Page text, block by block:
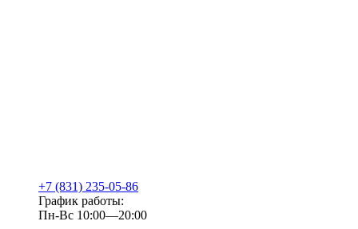
+7 (831) 235-05-86
График работы:
Пн-Вс 10:00—20:00